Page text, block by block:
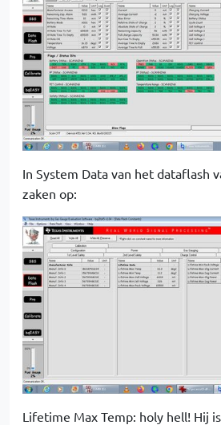
In System Data van het dataflash
zaken op:
Lifetime Max Temp: holy hell! Hij